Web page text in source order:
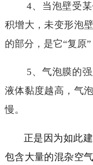
4、当泡壁受某
积增大，未变形泡
的部分，是它“复原”
5、气泡膜的强
液体黏度越高，气
慢。
正是因为如此建
包含大量的混杂空